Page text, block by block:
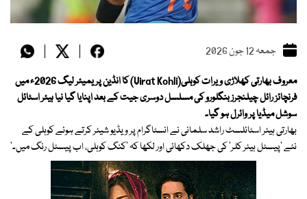
جمعہ 12 جون 2026
معروف بھارتی کھلاڑی ویرات کوہلی(Virat Kohli) کا انڈین پریمیئر لیگ 2026ء میں
فرنچائز رائل چیلنجرز بنگلورو کی مسلسل دوسری جیت کے بعد اپنایا گیا نیا ہیئر اسٹائل
سوشل میڈیا پر وائرل ہو گیا۔
بھارتی ہیئر اسٹائلسٹ راشد سلمانی نے انسٹاگرام پر ویڈیو شیئر کرتے ہوئے کوہلی کے
نئے ’پیسٹل ہیئر کلر‘ کی جھلک دکھائی اور لکھا کہ ’کنگ کوہلی، اب پیسٹل رنگ میں۔‘